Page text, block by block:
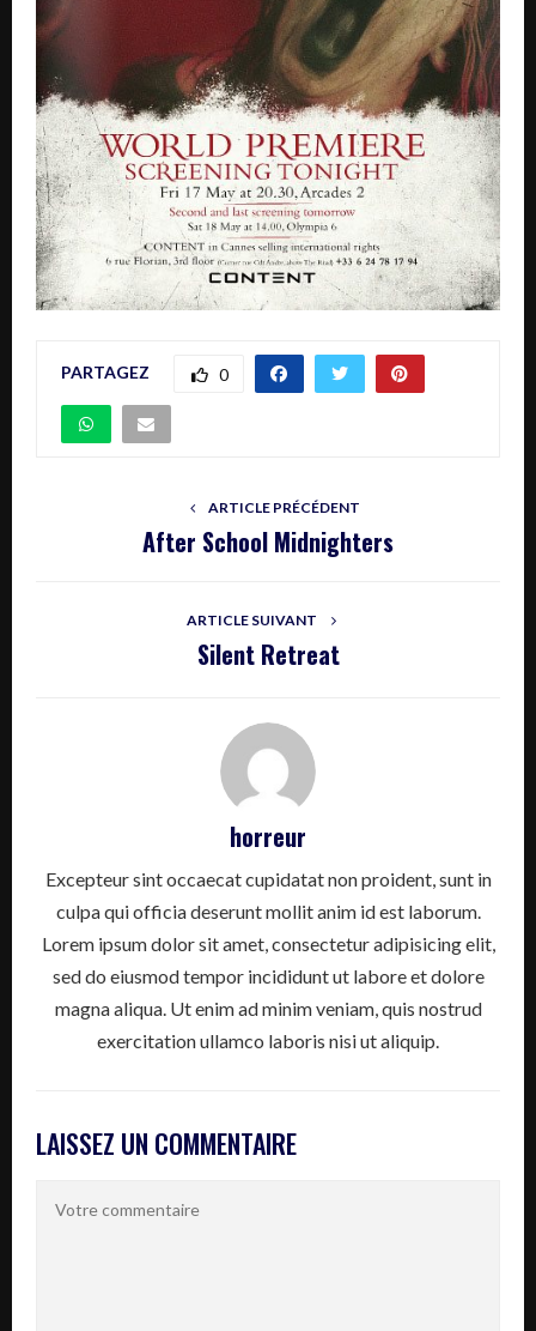
PARTAGEZ 0
ARTICLE PRÉCÉDENT
After School Midnighters
ARTICLE SUIVANT
Silent Retreat
horreur
Excepteur sint occaecat cupidatat non proident, sunt in
culpa qui officia deserunt mollit anim id est laborum.
Lorem ipsum dolor sit amet, consectetur adipisicing elit,
sed do eiusmod tempor incididunt ut labore et dolore
magna aliqua. Ut enim ad minim veniam, quis nostrud
exercitation ullamco laboris nisi ut aliquip.
LAISSEZ UN COMMENTAIRE